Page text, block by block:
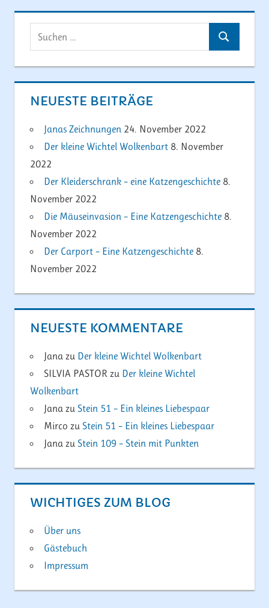
Suchen
nach:
Suchen
NEUESTE BEITRÄGE
Janas Zeichnungen 24. November 2022
Der kleine Wichtel Wolkenbart 8. November
2022
Der Kleiderschrank – eine Katzengeschichte 8.
November 2022
Die Mäuseinvasion – Eine Katzengeschichte 8.
November 2022
Der Carport – Eine Katzengeschichte 8.
November 2022
NEUESTE KOMMENTARE
Janazu Der kleine Wichtel Wolkenbart
SILVIA PASTORzu Der kleine Wichtel
Wolkenbart
Janazu Stein 51 – Ein kleines Liebespaar
Mirco zu Stein 51 – Ein kleines Liebespaar
Janazu Stein 109 – Stein mit Punkten
WICHTIGES ZUM BLOG
Über uns
Gästebuch
Impressum